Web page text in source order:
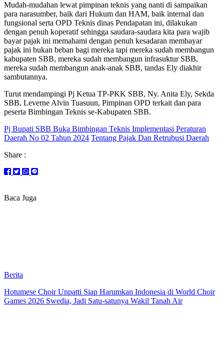
Mudah-mudahan lewat pimpinan teknis yang nanti di sampaikan
para narasumber, baik dari Hukum dan HAM, baik internal dan
fungsional serta OPD Teknis dinas Pendapatan ini, dilakukan
dengan penuh koperatif sehingga saudara-saudara kita para wajib
bayar pajak ini memahami dengan penuh kesadaran membayar
pajak ini bukan beban bagi mereka tapi mereka sudah membangun
kabupaten SBB, mereka sudah membangun infrasuktur SBB,
mereka sudah membangun anak-anak SBB, tandas Ely diakhir
sambutannya.
Turut mendampingi Pj Ketua TP-PKK SBB, Ny. Anita Ely, Sekda
SBB, Leverne Alvin Tuasuun, Pimpinan OPD terkait dan para
peserta Bimbingan Teknis se-Kabupaten SBB.
Pj Bupati SBB Buka Bimbingan Teknis Implementasi Peraturan
Daerah No 02 Tahun 2024 Tentang Pajak Dan Retrubusi Daerah
Share :
Baca Juga
Berita
Hotumese Choir Unpatti Siap Harumkan Indonesia di World Choir
Games 2026 Swedia, Jadi Satu-satunya Wakil Tanah Air